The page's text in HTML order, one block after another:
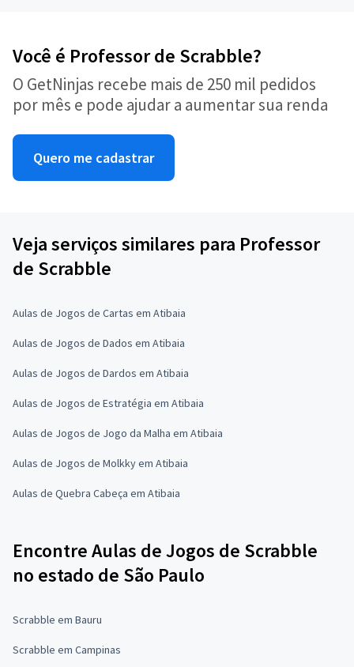
Você é Professor de Scrabble?
O GetNinjas recebe mais de 250 mil pedidos
por mês e pode ajudar a aumentar sua renda
Quero me cadastrar
Veja serviços similares para Professor
de Scrabble
Aulas de Jogos de Cartas em Atibaia
Aulas de Jogos de Dados em Atibaia
Aulas de Jogos de Dardos em Atibaia
Aulas de Jogos de Estratégia em Atibaia
Aulas de Jogos de Jogo da Malha em Atibaia
Aulas de Jogos de Molkky em Atibaia
Aulas de Quebra Cabeça em Atibaia
Encontre Aulas de Jogos de Scrabble
no estado de São Paulo
Scrabble em Bauru
Scrabble em Campinas